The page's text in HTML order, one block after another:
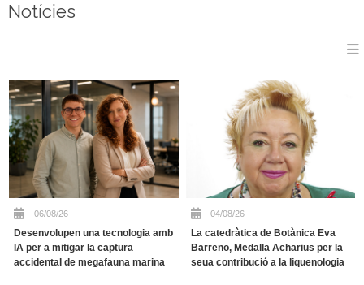
Notícies
06/08/26
Desenvolupen una tecnologia amb
IA per a mitigar la captura
accidental de megafauna marina
04/08/26
La catedràtica de Botànica Eva
Barreno, Medalla Acharius per la
seua contribució a la liquenologia